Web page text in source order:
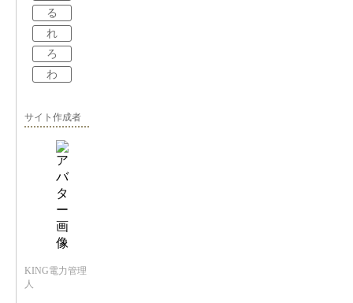
る
れ
ろ
わ
サイト作成者
KING電力管理
人